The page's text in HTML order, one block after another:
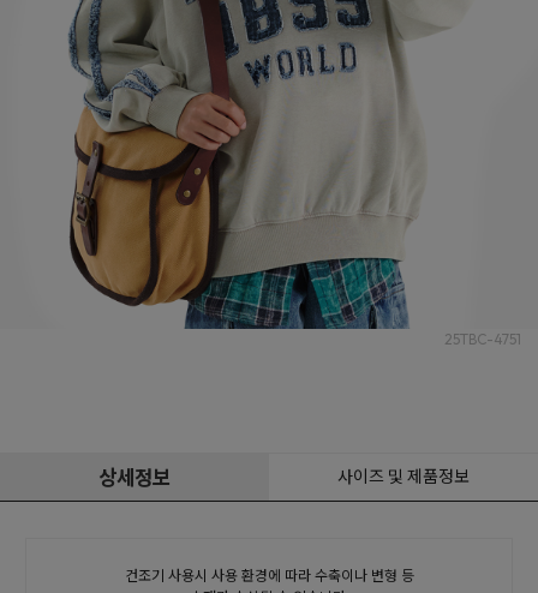
25TBC-4751
상세정보 사이즈 및 제품정보
건조기 사용시 사용 환경에 따라 수축이나 변형 등